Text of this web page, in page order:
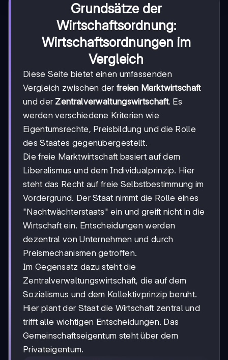
Grundsätze der
Wirtschaftsordnung:
Wirtschaftsordnungen im
Vergleich
Diese Seite bietet einen umfassenden
Vergleich zwischen der freien Marktwirtschaft
und der Zentralverwaltungswirtschaft. Es
werden verschiedene Kriterien wie
Eigentumsrechte, Preisbildung und die Rolle
des Staates gegenübergestellt.
Die freie Marktwirtschaft basiert auf dem
Liberalismus und dem Individualprinzip. Hier
steht das Recht auf freie Selbstbestimmung im
Vordergrund. Der Staat nimmt die Rolle eines
"Nachtwächterstaats" ein und greift nicht in die
Wirtschaft ein. Entscheidungen werden
dezentral von Unternehmen und durch
Preismechanismen getroffen.
Im Gegensatz dazu steht die
Zentralverwaltungswirtschaft, die auf dem
Sozialismus und dem Kollektivprinzip beruht.
Hier plant der Staat die Wirtschaft zentral und
trifft alle wichtigen Entscheidungen. Das
Gemeinschaftseigentum steht über dem
Privateigentum.